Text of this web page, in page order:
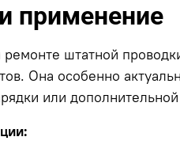
применение
штатной
Она особенно
или